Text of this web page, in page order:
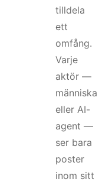
tilldela
ett
omfång.
Varje
aktör —
människa
eller AI-
agent —
ser bara
poster
inom sitt